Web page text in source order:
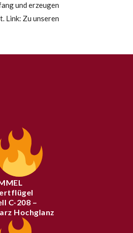
und erzeugen
Link: Zu unseren
C-208 –
Hochglanz